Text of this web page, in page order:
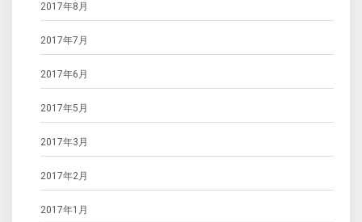
2017年8月
2017年7月
2017年6月
2017年5月
2017年3月
2017年2月
2017年1月